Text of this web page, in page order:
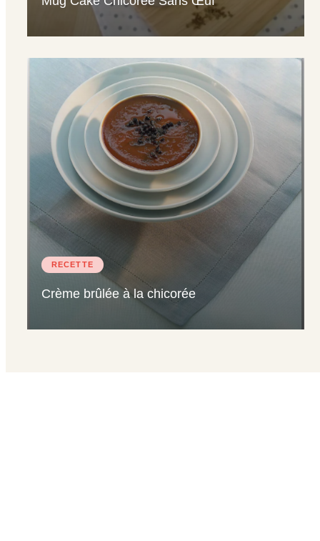
RECETTE
Crème brûlée à la chicorée